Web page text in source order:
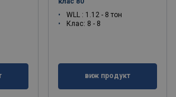
WLL : 1.12 - 8 тон
Клас: 8 - 8
виж продукт